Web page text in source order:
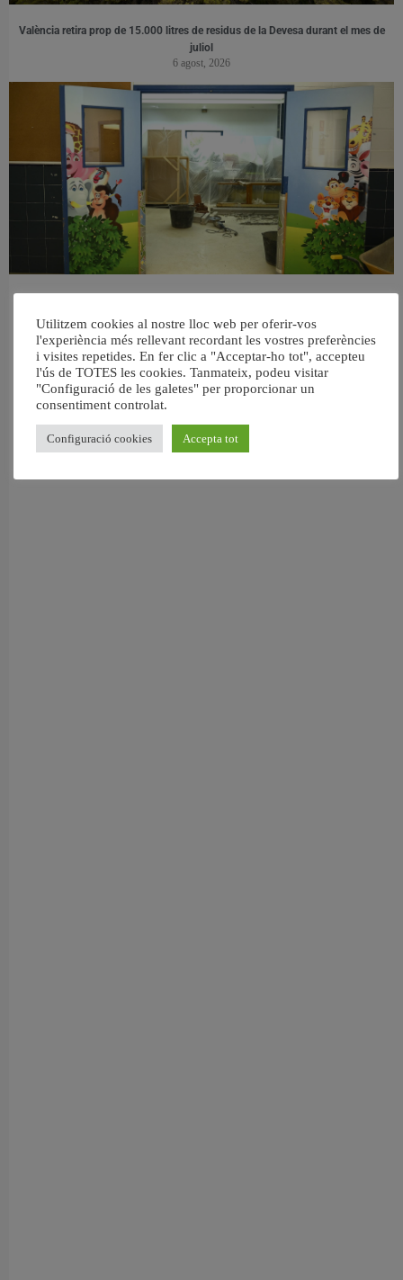
València retira prop de 15.000 litres de residus de la Devesa durant el mes de
juliol
6 agost, 2026
les aules
5 agost, 2026
Utilitzem cookies al nostre lloc web per oferir-vos
l'experiència més rellevant recordant les vostres preferències
i visites repetides. En fer clic a "Acceptar-ho tot", accepteu
l'ús de TOTES les cookies. Tanmateix, podeu visitar
"Configuració de les galetes" per proporcionar un
consentiment controlat.
Configuració cookies Accepta tot